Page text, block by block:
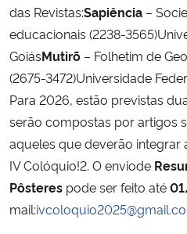
das Revistas:Sapiência –
educacionais (2238-
GoiásMutirõ – Folhetim de
(2675-3472)Universidade
Para 2026, estão previstas
serão compostas por artigos
aqueles que deverão integrar
IV Colóquio!2. O enviode
Pôsteres pode ser feito até
mail: